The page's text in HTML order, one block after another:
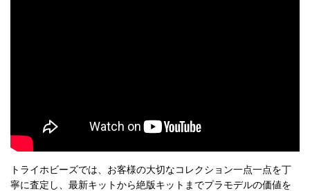
トライホビーズでは、お客様の大切なコレクション一点一点を丁
寧に査定し、最新キットから絶版キットまでプラモデルの価値を